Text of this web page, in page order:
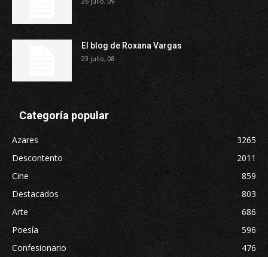
El blog de Roxana Vargas
23 julio, 08
Categoría popular
Azares
3265
Descontento
2011
Cine
859
Destacados
803
Arte
686
Poesía
596
Confesionario
476